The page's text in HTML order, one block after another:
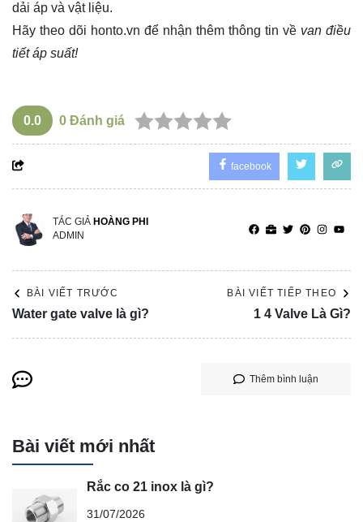
dải áp và vật liệu.
Hãy theo dõi honto.vn để nhận thêm thông tin về van điều
tiết áp suất!
0.0 0 Đánh giá
facebook
TÁC GIẢ HOÀNG PHI
ADMIN
BÀI VIẾT TRƯỚC
Water gate valve là gì?
BÀI VIẾT TIẾP THEO
1 4 Valve Là Gì?
Thêm bình luận
Bài viết mới nhất
Rắc co 21 inox là gì?
31/07/2026